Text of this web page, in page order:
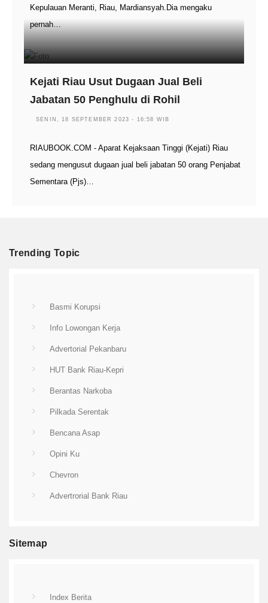
Kepulauan Meranti, Riau, Mardiansyah.Dia mengaku
pernah…
Kejati Riau Usut Dugaan Jual Beli
Jabatan 50 Penghulu di Rohil
SENIN, 18 SEPTEMBER 2023 - 16:58 WIB
RIAUBOOK.COM - Aparat Kejaksaan Tinggi (Kejati) Riau
sedang mengusut dugaan jual beli jabatan 50 orang Penjabat
Sementara (Pjs)…
Trending Topic
Basmi Korupsi
Info Lowongan Kerja
Advertorial Pekanbaru
HUT Bank Riau-Kepri
Berantas Narkoba
Pilkada Serentak
Bencana Asap
Opini Ku
Chevron
Advertrorial Bank Riau
Sitemap
Index Berita